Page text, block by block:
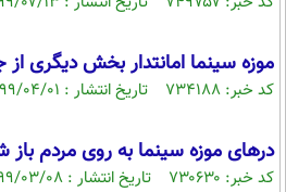
موزه سینما امانتدار بخش دیگری
کد خبر: ۷۳۴۱۸۸ تاریخ انتشار : ۱۳۹۹/۰۴/۰۱
درهای موزه سینما به روی مردم باز
کد خبر: ۷۳۰۶۳۰ تاریخ انتشار : ۱۳۹۹/۰۳/۰۸